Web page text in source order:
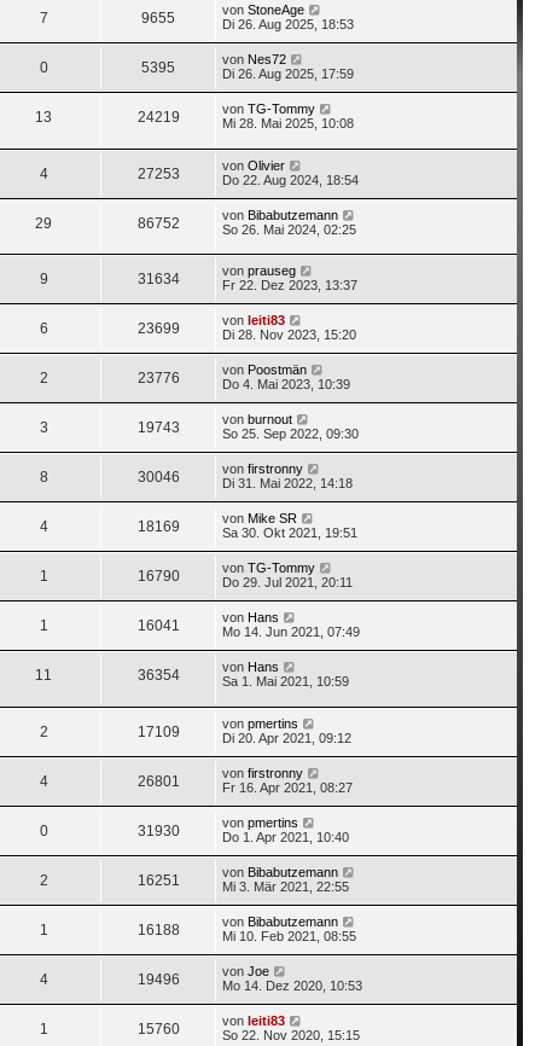
7 9655 von StoneAge
Di 26. Aug 2025, 18:53
0 5395 von Nes72
Di 26. Aug 2025, 17:59
13 24219 von TG-Tommy
Mi 28. Mai 2025, 10:08
4 27253 von Olivier
Do 22. Aug 2024, 18:54
29 86752 von Bibabutzemann
So 26. Mai 2024, 02:25
9 31634 von prauseg
Fr 22. Dez 2023, 13:37
6 23699 von leiti83
Di 28. Nov 2023, 15:20
2 23776 von Poostmän
Do 4. Mai 2023, 10:39
3 19743 von burnout
So 25. Sep 2022, 09:30
8 30046 von firstronny
Di 31. Mai 2022, 14:18
4 18169 von Mike SR
Sa 30. Okt 2021, 19:51
1 16790 von TG-Tommy
Do 29. Jul 2021, 20:11
1 16041 von Hans
Mo 14. Jun 2021, 07:49
11 36354 von Hans
Sa 1. Mai 2021, 10:59
2 17109 von pmertins
Di 20. Apr 2021, 09:12
4 26801 von firstronny
Fr 16. Apr 2021, 08:27
0 31930 von pmertins
Do 1. Apr 2021, 10:40
2 16251 von Bibabutzemann
Mi 3. Mär 2021, 22:55
1 16188 von Bibabutzemann
Mi 10. Feb 2021, 08:55
4 19496 von Joe
Mo 14. Dez 2020, 10:53
1 15760 von leiti83
So 22. Nov 2020, 15:15